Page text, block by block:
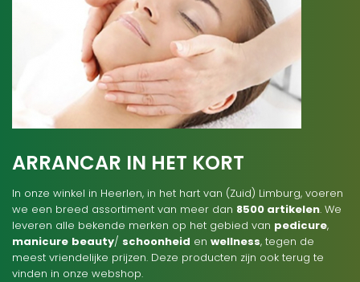
ARRANCAR IN HET KORT
In onze winkel in Heerlen, in het hart van (Zuid) Limburg, voeren
we een breed assortiment van meer dan 8500 artikelen. We
leveren alle bekende merken op het gebied van pedicure,
manicure beauty/ schoonheid en wellness, tegen de
meest vriendelijke prijzen. Deze producten zijn ook terug te
vinden in onze webshop.